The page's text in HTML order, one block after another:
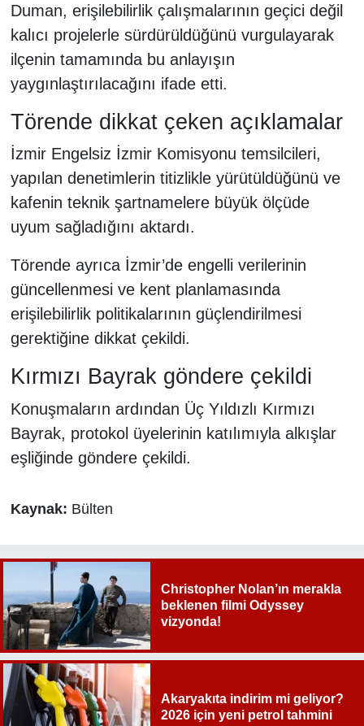
Duman, erişilebilirlik çalışmalarının geçici değil
kalıcı projelerle sürdürüldüğünü vurgulayarak
ilçenin tamamında bu anlayışın
yaygınlaştırılacağını ifade etti.
Törende dikkat çeken açıklamalar
İzmir Engelsiz İzmir Komisyonu temsilcileri,
yapılan denetimlerin titizlikle yürütüldüğünü ve
kafenin teknik şartnamelere büyük ölçüde
uyum sağladığını aktardı.
Törende ayrıca İzmir’de engelli verilerinin
güncellenmesi ve kent planlamasında
erişilebilirlik politikalarının güçlendirilmesi
gerektiğine dikkat çekildi.
Kırmızı Bayrak göndere çekildi
Konuşmaların ardından Üç Yıldızlı Kırmızı
Bayrak, protokol üyelerinin katılımıyla alkışlar
eşliğinde göndere çekildi.
Kaynak: Bülten
Christopher Nolan’ın merakla
beklenen filmi Odyssey
vizyonda!
Akaryakıta indirim mi geliyor?
2026 için yeni petrol tahmini